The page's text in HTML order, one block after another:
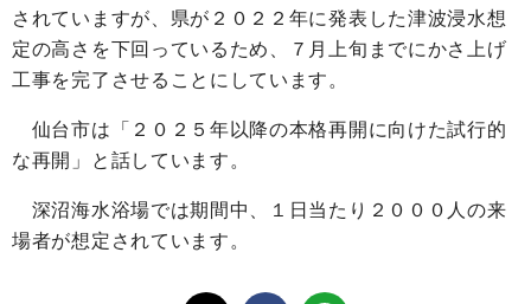
されていますが、県が２０２２年に発表した津波浸水想
定の高さを下回っているため、７月上旬までにかさ上げ
工事を完了させることにしています。
仙台市は「２０２５年以降の本格再開に向けた試行的
な再開」と話しています。
深沼海水浴場では期間中、１日当たり２０００人の来
場者が想定されています。